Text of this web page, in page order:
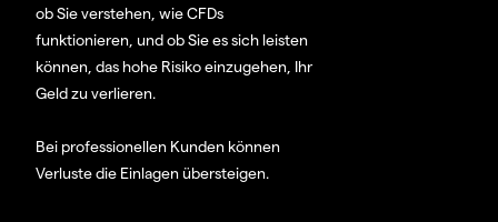
ob Sie verstehen, wie CFDs
funktionieren, und ob Sie es sich leisten
können, das hohe Risiko einzugehen, Ihr
Geld zu verlieren.
Bei professionellen Kunden können
Verluste die Einlagen übersteigen.